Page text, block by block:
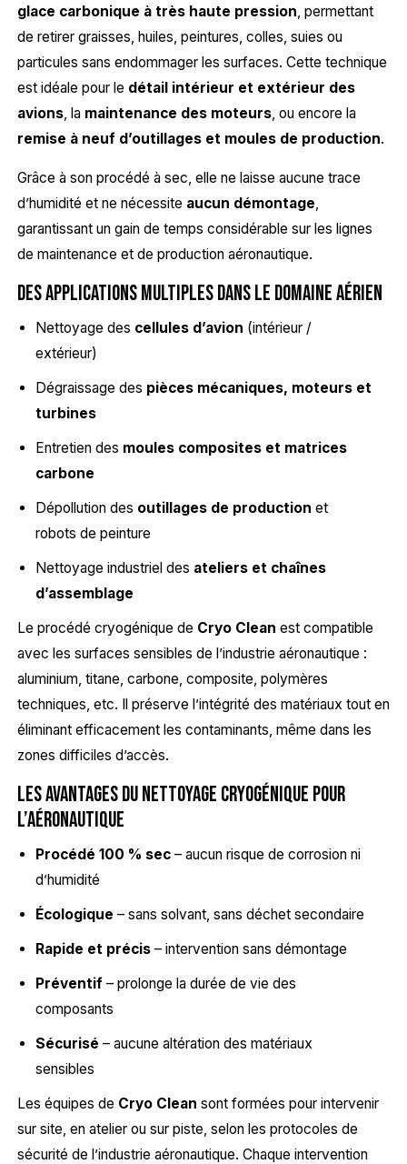
glace carbonique à très haute pression, permettant
de retirer graisses, huiles, peintures, colles, suies ou
particules sans endommager les surfaces. Cette technique
est idéale pour le détail intérieur et extérieur des
avions, la maintenance des moteurs, ou encore la
remise à neuf d’outillages et moules de production.
Grâce à son procédé à sec, elle ne laisse aucune trace
d’humidité et ne nécessite aucun démontage,
garantissant un gain de temps considérable sur les lignes
de maintenance et de production aéronautique.
Des applications multiples dans le domaine aérien
Nettoyage des cellules d’avion (intérieur /
extérieur)
Dégraissage des pièces mécaniques, moteurs et
turbines
Entretien des moules composites et matrices
carbone
Dépollution des outillages de production et
robots de peinture
Nettoyage industriel des ateliers et chaînes
d’assemblage
Le procédé cryogénique de Cryo Clean est compatible
avec les surfaces sensibles de l’industrie aéronautique :
aluminium, titane, carbone, composite, polymères
techniques, etc. Il préserve l’intégrité des matériaux tout en
éliminant efficacement les contaminants, même dans les
zones difficiles d’accès.
Les avantages du nettoyage cryogénique pour
l’aéronautique
Procédé 100 % sec– aucun risque de corrosion ni
d’humidité
Écologique – sans solvant, sans déchet secondaire
Rapide et précis– intervention sans démontage
Préventif– prolonge la durée de vie des
composants
Sécurisé – aucune altération des matériaux
sensibles
Les équipes de Cryo Clean sont formées pour intervenir
sur site, en atelier ou sur piste, selon les protocoles de
sécurité de l’industrie aéronautique. Chaque intervention